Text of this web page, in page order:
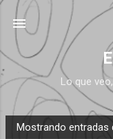
Ir
Lo que
Mostrando entradas